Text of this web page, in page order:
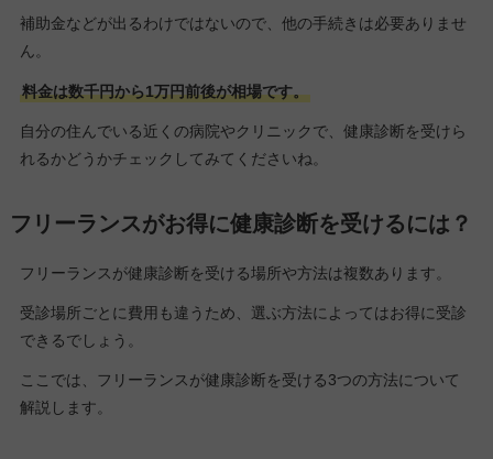
補助金などが出るわけではないので、他の手続きは必要ありませ
ん。
料金は数千円から1万円前後が相場です。
自分の住んでいる近くの病院やクリニックで、健康診断を受けら
れるかどうかチェックしてみてくださいね。
フリーランスがお得に健康診断を受けるには？
フリーランスが健康診断を受ける場所や方法は複数あります。
受診場所ごとに費用も違うため、選ぶ方法によってはお得に受診
できるでしょう。
ここでは、フリーランスが健康診断を受ける3つの方法について
解説します。